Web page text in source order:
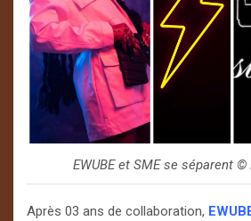
EWUBE et SME se séparent ©
Après 03 ans de collaboration,